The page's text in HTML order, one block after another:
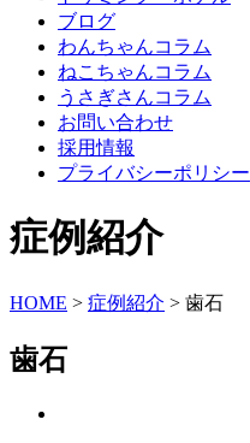
ブログ
わんちゃんコラム
ねこちゃんコラム
うさぎさんコラム
お問い合わせ
採用情報
プライバシーポリシー
症例紹介
HOME > 症例紹介 > 歯石
歯石